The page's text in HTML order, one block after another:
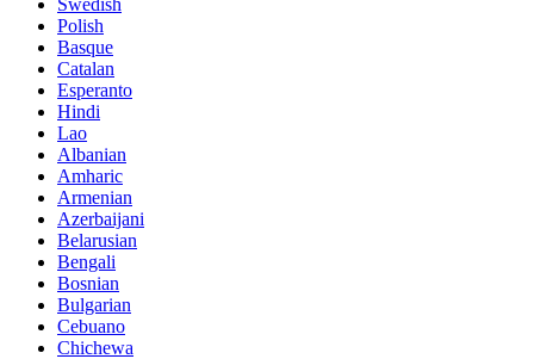
Swedish
Polish
Basque
Catalan
Esperanto
Hindi
Lao
Albanian
Amharic
Armenian
Azerbaijani
Belarusian
Bengali
Bosnian
Bulgarian
Cebuano
Chichewa